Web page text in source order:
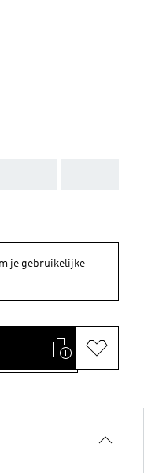
je gebruikelijke